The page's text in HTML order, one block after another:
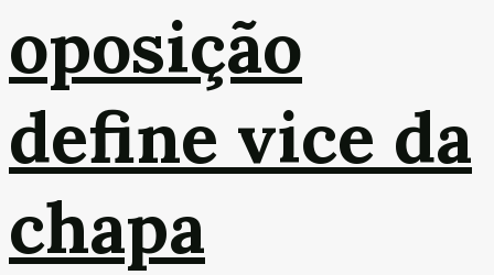
oposição
define vice da
chapa